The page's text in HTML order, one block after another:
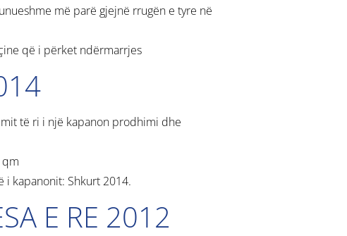
më parë gjejnë rrugën e tyre në
që i përket ndërmarrjes
të ri i një kapanon prodhimi dhe
i kapanonit: Shkurt 2014.
E RE 2012